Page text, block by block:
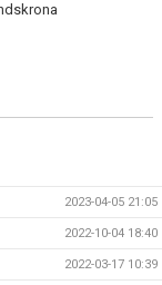
2023-04-05 21:05
2022-10-04 18:40
2022-03-17 10:39